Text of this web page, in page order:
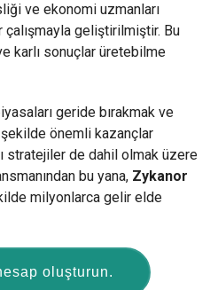
ve ekonomi uzmanları
geliştirilmiştir. Bu
karlı sonuçlar üretebilme
geride bırakmak ve
şekilde önemli kazançlar
stratejiler de dahil olmak üzere
bu yana, Zykanor
milyonlarca gelir elde
oluşturun.